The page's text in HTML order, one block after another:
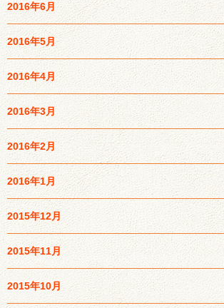
2016年6月
2016年5月
2016年4月
2016年3月
2016年2月
2016年1月
2015年12月
2015年11月
2015年10月